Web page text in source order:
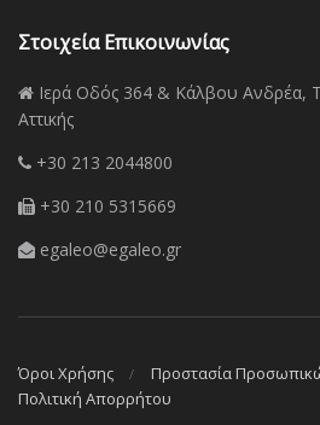
Στοιχεία Επικοινωνίας
Ιερά Οδός 364 & Κάλβου Ανδρέα,
Αττικής
+30 213 2044800
+30 210 5315669
egaleo@egaleo.gr
Όροι Χρήσης
Προστασία
Πολιτική Απορρήτου